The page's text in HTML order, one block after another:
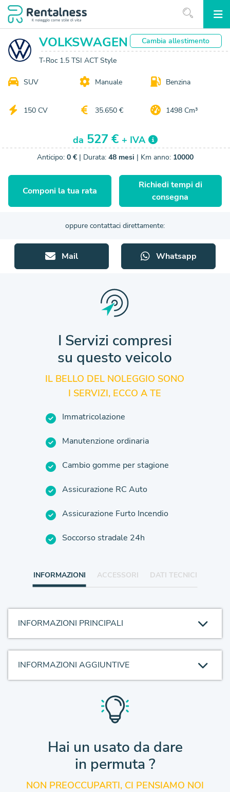
VOLKSWAGEN
T-Roc 1.5 TSI ACT Style
Cambiaallestimento
SUV Manuale Benzina
150 CV 35.650 € 1498 Cm³
da 527 € + IVA
Anticipo: 0 €| Durata: 48 mesi | Km anno: 10000
Componi la tua rata
Richiedi tempi di
consegna
oppure contattaci direttamente:
Mail Whatsapp
I Servizi compresi
su questo veicolo
IL BELLO DEL NOLEGGIO SONO
I SERVIZI, ECCO A TE
Immatricolazione
Manutenzione ordinaria
Cambio gomme per stagione
Assicurazione RC Auto
Assicurazione Furto Incendio
Soccorso stradale 24h
INFORMAZIONI ACCESSORI DATI TECNICI
INFORMAZIONI PRINCIPALI
INFORMAZIONI AGGIUNTIVE
Hai un usato da dare
in permuta ?
NON PREOCCUPARTI, CI PENSIAMO NOI